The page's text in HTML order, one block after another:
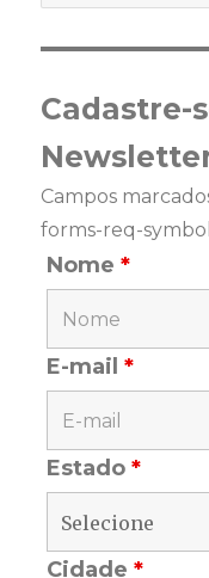
Cadastre-
Campos
forms-req-
Nome*
E-mail*
Estado*
Cidade*